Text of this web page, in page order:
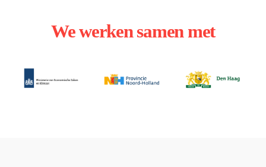
Wewerken samenmet